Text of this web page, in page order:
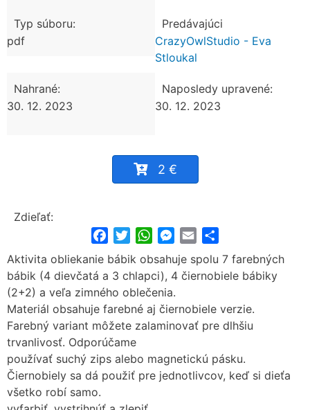
Typ súboru:
pdf
Predávajúci
CrazyOwlStudio - Eva
Stloukal
Nahrané:
30. 12. 2023
Naposledy upravené:
30. 12. 2023
2 €
Zdieľať:
FacebookTwitterWhatsApp
Messenger
Email
Aktivita obliekanie bábik obsahuje spolu 7 farebných
bábik (4 dievčatá a 3 chlapci), 4 čiernobiele bábiky
(2+2) a veľa zimného oblečenia.
Materiál obsahuje farebné aj čiernobiele verzie.
Farebný variant môžete zalaminovať pre dlhšiu
trvanlivosť. Odporúčame
používať suchý zips alebo magnetickú pásku.
Čiernobiely sa dá použiť pre jednotlivcov, keď si dieťa
všetko robí samo.